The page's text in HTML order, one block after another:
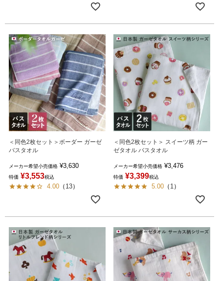
＜同色2枚セット＞ボーダー ガーゼ
バスタオル
メーカー希望小売価格 ¥3,630
特価 ¥3,553税込
4.00 （ 13）
＜同色2枚セット＞ スイーツ柄 ガー
ゼタオル バスタオル
メーカー希望小売価格 ¥3,476
特価 ¥3,399税込
5.00 （ 1 ）